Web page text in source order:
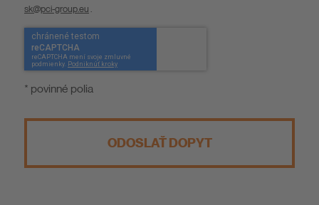
sk@pci-group.eu
* povinné polia
ODOSLAŤ DOPYT